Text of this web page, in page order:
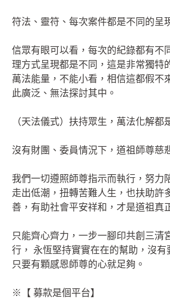
符法、靈符、每次案件都是不同的呈
信眾有眼可以看，每次的紀錄都有不
理方式呈現都是不同，這是非常獨特
萬法能量，不能小看，相信這都假不
此廣泛、無法探討其中。
（天法儀式）扶持眾生，萬法化解都
沒有財團、委員情況下，道祖師尊慈
我們一切遵照師尊指示而執行，努力
走出低潮，扭轉苦難人生，也扶助許
善，有助社會平安祥和，才是道祖真
只能齊心齊力，一步一腳印共創三清
行， 永恆堅持實實在在的幫助，沒有
只要有顆感恩師尊的心就足夠。
※【 募款是個平台】